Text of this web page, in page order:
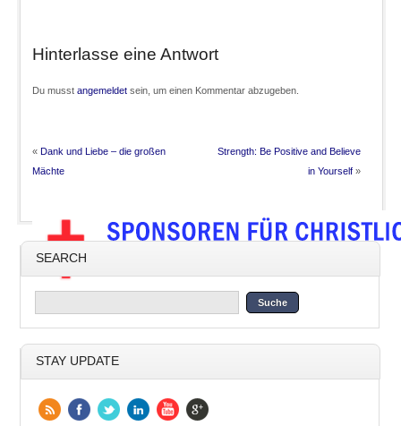
Hinterlasse eine Antwort
Du musst angemeldetsein, um einen Kommentar abzugeben.
« Dank und Liebe – die großen
Mächte
Strength: Be Positive and Believe
in Yourself »
SEARCH
STAY UPDATE